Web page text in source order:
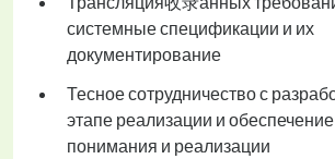
системные спецификации и их
документирование
Тесное сотрудничество с
этапе реализации и
понимания и реализации